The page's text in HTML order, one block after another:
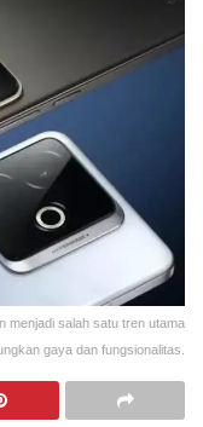
menjadi salah satu tren utama
gaya dan fungsionalitas.